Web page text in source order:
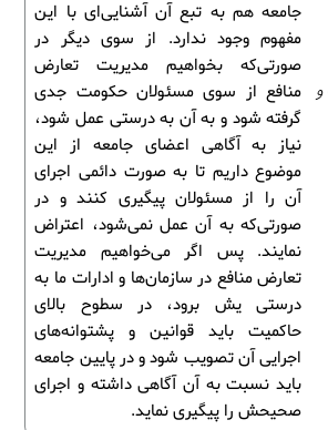
جامعه هم به تبع آن آشنایی‌ای با این
مفهوم وجود ندارد. از سوی دیگر در
صورتی‌که بخواهیم مدیریت تعارض
منافع از سوی مسئولان حکومت جدی
گرفته شود و به آن به درستی عمل شود،
نیاز به آگاهی اعضای جامعه از این
موضوع داریم تا به صورت دائمی اجرای
آن را از مسئولان پیگیری کنند و در
صورتی‌که به آن عمل نمی‌شود، اعتراض
نمایند. پس اگر می‌خواهیم مدیریت
تعارض منافع در سازمان‌ها و ادارات ما به
درستی یش برود، در سطوح بالای
حاکمیت باید قوانین و پشتوانه‌های
اجرایی آن تصویب شود و در پایین جامعه
باید نسبت به آن آگاهی داشته و اجرای
صحیحش را پیگیری نماید.
و